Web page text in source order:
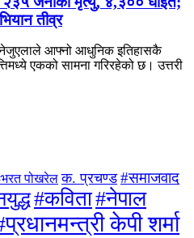
तीव्र
आफ्नो आधुनिक इतिहासकै
एकको सामना गरिरहेको छ। उत्तरी
पोखरेल क. प्रचण्ड #समाजवाद
#कविता#नेपाल
केपी शर्मा